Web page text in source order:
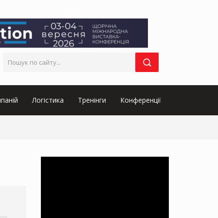
Логістика Тренінги Конференції